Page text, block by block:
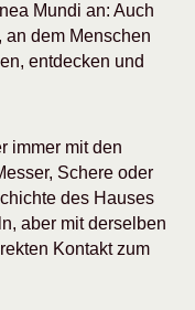
Mundi an: Auch
an dem Menschen
entdecken und
immer mit den
Schere oder
des Hauses
aber mit derselben
Kontakt zum